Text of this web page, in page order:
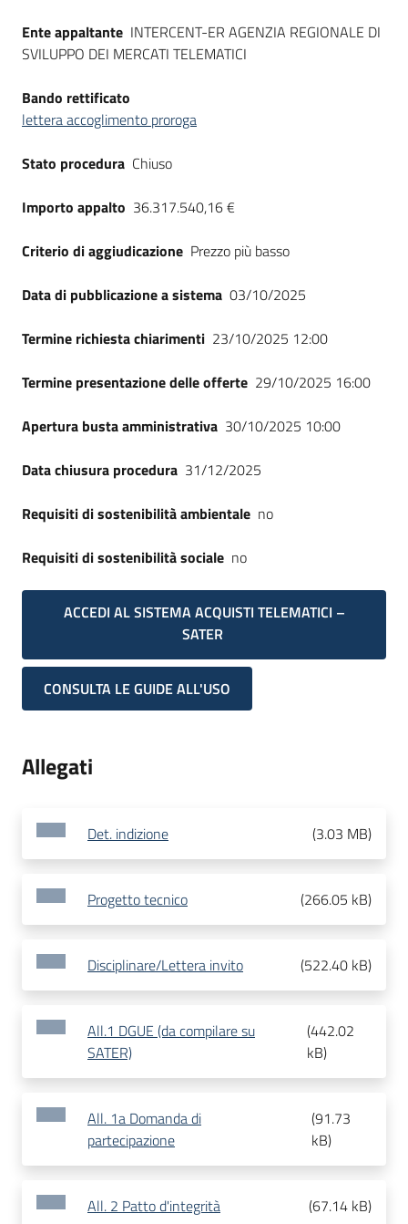
su
Ente appaltante INTERCENT-ER AGENZIA REGIONALE DI
SVILUPPO DEI MERCATI TELEMATICI
Bando rettificato
lettera accoglimento proroga
Stato procedura Chiuso
Importo appalto 36.317.540,16 €
Criterio di aggiudicazione Prezzo più basso
Data di pubblicazione a sistema 03/10/2025
Termine richiesta chiarimenti 23/10/2025 12:00
Termine presentazione delle offerte 29/10/2025 16:00
Apertura busta amministrativa 30/10/2025 10:00
Data chiusura procedura 31/12/2025
Requisiti di sostenibilità ambientale no
Requisiti di sostenibilità sociale no
ACCEDI AL SISTEMA ACQUISTI TELEMATICI –
SATER
CONSULTA LE GUIDE ALL'USO
Allegati
Det. indizione (3.03 MB)
Progetto tecnico (266.05 kB)
Disciplinare/Lettera invito (522.40 kB)
All.1 DGUE (da compilare su
SATER)
(442.02
kB)
All. 1a Domanda di
partecipazione
(91.73
kB)
All. 2 Patto d'integrità (67.14 kB)